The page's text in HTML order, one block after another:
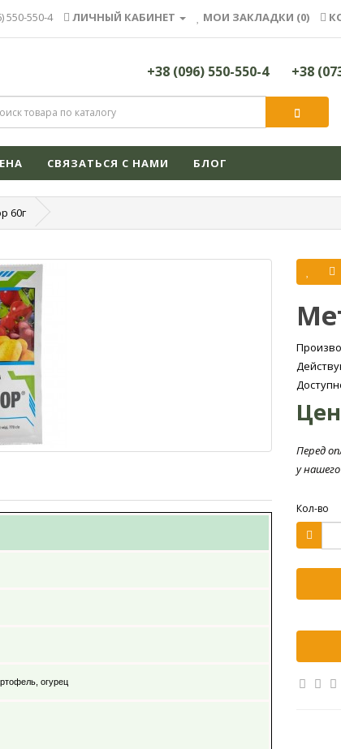
550-550-4 ЛИЧНЫЙ КАБИНЕТ МОИ ЗАКЛАДКИ (0)
+38 (096) 550-550-4 +38
СВЯЗАТЬСЯ С НАМИ БЛОГ
60г
огурец
Перед
у
Кол-во